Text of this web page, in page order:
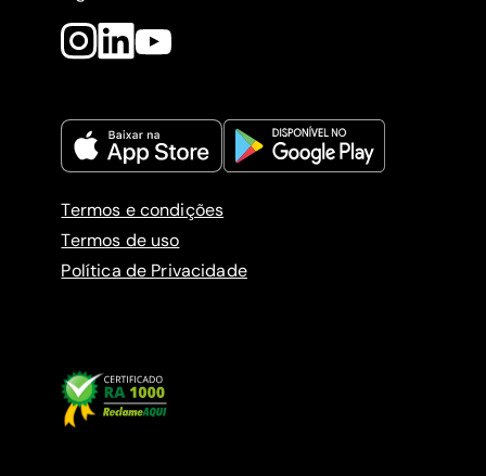
Termos e condições
Termos de uso
Política de Privacidade